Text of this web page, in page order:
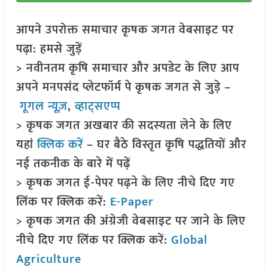
आपने उपरोक्त समाचार कृषक जगत वेबसाइट पर
पढ़ा: हमसे जुड़ें
> नवीनतम कृषि समाचार और अपडेट के लिए आप
अपने मनपसंद प्लेटफॉर्म पे कृषक जगत से जुड़े –
गूगल न्यूज़,व्हाट्सएप्प
> कृषक जगत अखबार की सदस्यता लेने के लिए
यहांक्लिक करें– घर बैठे विस्तृत कृषि पद्धतियों और
नई तकनीक के बारे में पढ़ें
> कृषक जगत ई-पेपर पढ़ने के लिए नीचे दिए गए
लिंक पर क्लिक करें: E-Paper
> कृषक जगत की अंग्रेजी वेबसाइट पर जाने के लिए
नीचे दिए गए लिंक पर क्लिक करें: Global
Agriculture